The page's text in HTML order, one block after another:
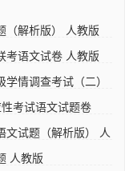
（解析版） 人教版
考语文试卷 人教版
情调查考试（二）
考试语文试题卷
文试题（解析版） 人
人教版